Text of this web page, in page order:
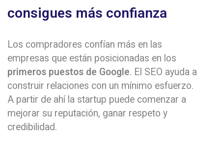
consigues más confianza
Los compradores confían más en las
empresas que están posicionadas en los
primeros puestos de Google. El SEO ayuda a
construir relaciones con un mínimo esfuerzo.
A partir de ahí la startup puede comenzar a
mejorar su reputación, ganar respeto y
credibilidad.